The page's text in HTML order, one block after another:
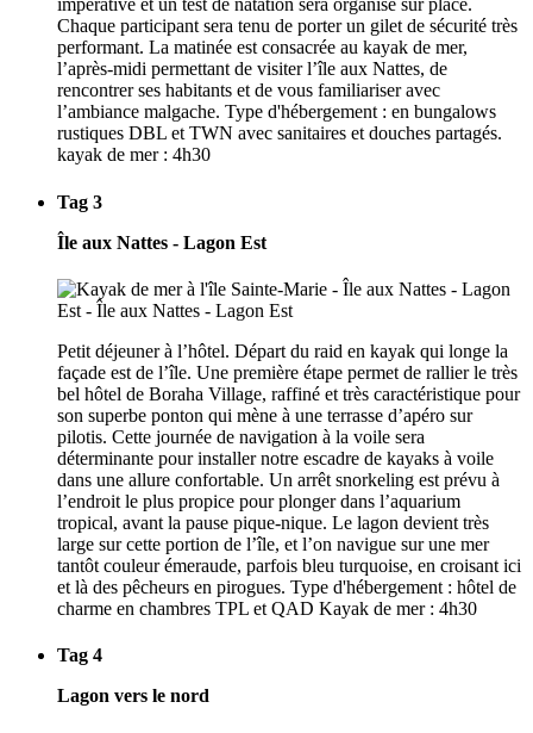
impérative et un test de natation sera organisé sur place.
Chaque participant sera tenu de porter un gilet de sécurité très
performant. La matinée est consacrée au kayak de mer,
l’après-midi permettant de visiter l’île aux Nattes, de
rencontrer ses habitants et de vous familiariser avec
l’ambiance malgache. Type d'hébergement : en bungalows
rustiques DBL et TWN avec sanitaires et douches partagés.
kayak de mer : 4h30
Tag 3
Île aux Nattes - Lagon Est
Petit déjeuner à l’hôtel. Départ du raid en kayak qui longe la
façade est de l’île. Une première étape permet de rallier le très
bel hôtel de Boraha Village, raffiné et très caractéristique pour
son superbe ponton qui mène à une terrasse d’apéro sur
pilotis. Cette journée de navigation à la voile sera
déterminante pour installer notre escadre de kayaks à voile
dans une allure confortable. Un arrêt snorkeling est prévu à
l’endroit le plus propice pour plonger dans l’aquarium
tropical, avant la pause pique-nique. Le lagon devient très
large sur cette portion de l’île, et l’on navigue sur une mer
tantôt couleur émeraude, parfois bleu turquoise, en croisant ici
et là des pêcheurs en pirogues. Type d'hébergement : hôtel de
charme en chambres TPL et QAD Kayak de mer : 4h30
Tag 4
Lagon vers le nord